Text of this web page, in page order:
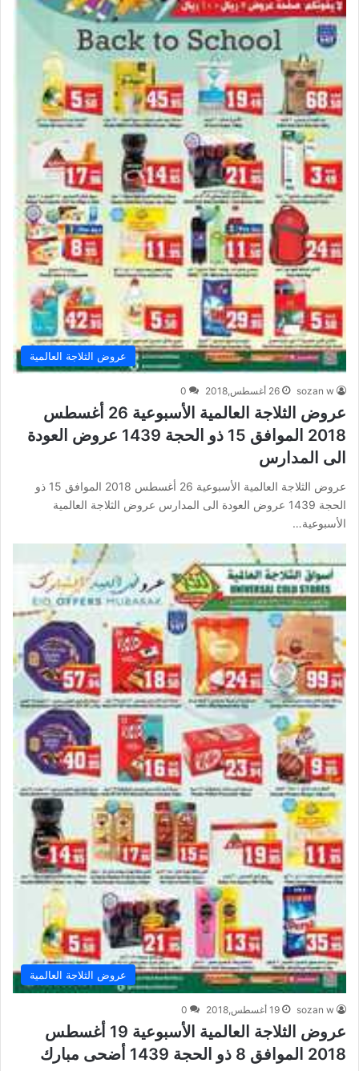
عروض الثلاجة العالمية
sozan w 26 أغسطس,2018 0
عروض الثلاجة العالمية الأسبوعية 26 أغسطس
2018 الموافق 15 ذو الحجة 1439 عروض العودة
الى المدارس
عروض الثلاجة العالمية الأسبوعية 26 أغسطس 2018 الموافق 15 ذو
الحجة 1439 عروض العودة الى المدارس عروض الثلاجة العالمية
الأسبوعية…
عروض الثلاجة العالمية
sozan w 19 أغسطس,2018 0
عروض الثلاجة العالمية الأسبوعية 19 أغسطس
2018 الموافق 8 ذو الحجة 1439 أضحى مبارك